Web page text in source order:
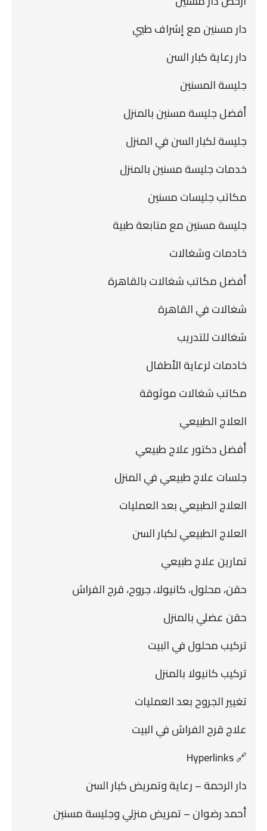
دار مسنين مع إشراف طبي
دار رعاية كبار السن
جليسة المسنين
أفضل جليسة مسنين بالمنزل
جليسة لكبار السن في المنزل
خدمات جليسة مسنين بالمنزل
مكاتب جليسات مسنين
جليسة مسنين مع متابعة طبية
خادمات وشغالات
أفضل مكاتب شغالات بالقاهرة
شغالات في القاهرة
شغالات للتدريب
خادمات لرعاية الأطفال
مكاتب شغالات موثوقة
العلاج الطبيعي
أفضل دكتور علاج طبيعي
جلسات علاج طبيعي في المنزل
العلاج الطبيعي بعد العمليات
العلاج الطبيعي لكبار السن
تمارين علاج طبيعي
حقن، محلول، كانيولا، جروح، قرح الفراش
حقن عضلي بالمنزل
تركيب محلول في البيت
تركيب كانيولا بالمنزل
تغيير الجروح بعد العمليات
علاج قرح الفراش في البيت
🔗 Hyperlinks
دار الرحمة – رعاية وتمريض كبار السن
أحمد رضوان – تمريض منزلي وجليسة مسنين